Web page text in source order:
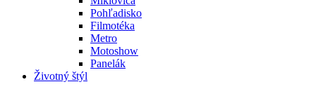
Pohľadisko
Filmotéka
Metro
Motoshow
Panelák
Životný štýl